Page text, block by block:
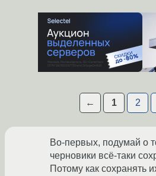
← 1 2
Во-первых, подумай о
черновики всё-таки
Потому как сохранять